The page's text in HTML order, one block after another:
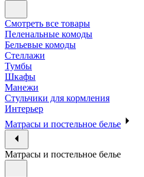
Смотреть все товары
Пеленальные комоды
Бельевые комоды
Стеллажи
Тумбы
Шкафы
Манежи
Стульчики для кормления
Интерьер
Матрасы и постельное белье
Матрасы и постельное белье